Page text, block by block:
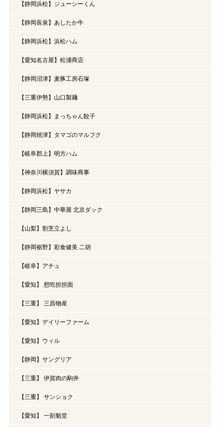
【静岡浜松】ジューシーくん
【静岡長泉】あしたか牛
【静岡浜松】浜松ハム
【愛知名古屋】松浦商店
【静岡沼津】麦豚工房石塚
【三重伊勢】山口製麺
【静岡浜松】まっちゃん餃子
【静岡焼津】タマゴのマルフク
【岐阜郡上】明方ハム
【神奈川横須賀】調味商事
【静岡浜松】ヤサカ
【静岡三島】中華屋 北京ダック
【山梨】割烹立よし
【静岡裾野】彩食健美 二胡
【岐阜】アチュ
【愛知】 想吃担担面
【三重】 三昌物産
【愛知】デイリーファーム
【愛知】ウィル
【静岡】サングリア
【三重】 伊賀肉の駒井
【三重】 サンショク
【愛知】 一刻魁堂